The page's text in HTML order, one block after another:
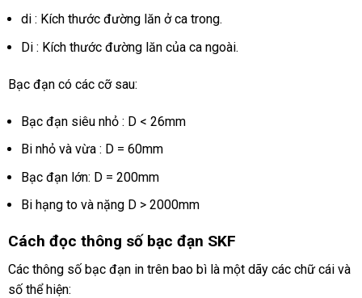
di : Kích thước đường lăn ở ca trong.
Di : Kích thước đường lăn của ca ngoài.
Bạc đạn có các cỡ sau:
Bạc đạn siêu nhỏ : D < 26mm
Bi nhỏ và vừa : D = 60mm
Bạc đạn lớn: D = 200mm
Bi hạng to và nặng D > 2000mm
Cách đọc thông số bạc đạn SKF
Các thông số bạc đạn in trên bao bì là một dãy các chữ cái và
số thể hiện: